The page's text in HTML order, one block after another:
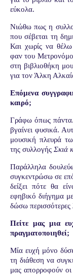
εύκολα.
Νιώθω πως η
που σέβεται τη
Και χωρίς να θέλω
φαν του
στη βιβλιοθήκη
για τον Άλκη
Επόμενα
καιρό;
Γράφω όπως
βγαίνει φυσικά.
μουσική πλευρά
της συλλογής Σκιά
Παράλληλα
συγκεντρώσω σε
δείξει πότε θα
εφηβικό διήγημα
δώσω περισσότερες
Πείτε μας μια
πραγματοποιηθεί;
Μία ευχή μόνο
τη διάθεση να
μας απορροφούν οι